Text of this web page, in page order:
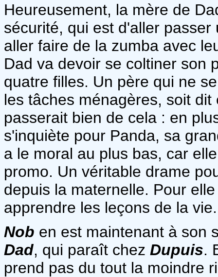
Heureusement, la mère de
sécurité, qui est d'aller
aller faire de la zumba avec
Dad va devoir se coltiner son
quatre filles. Un père qui ne
les tâches ménagères, soit
passerait bien de cela : en
s'inquiète pour Panda, sa
a le moral au plus bas, car
promo. Un véritable drame
depuis la maternelle. Pour
apprendre les leçons de la
Nob en est maintenant à son
Dad, qui paraît chez Dupuis.
prend pas du tout la moindre